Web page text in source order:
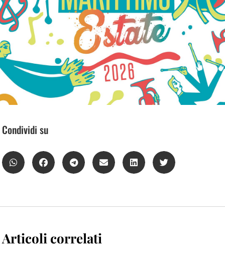
Condividi su
Articoli correlati